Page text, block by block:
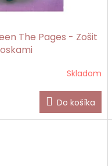
The Pages - Zošit
Skladom
Do košíka